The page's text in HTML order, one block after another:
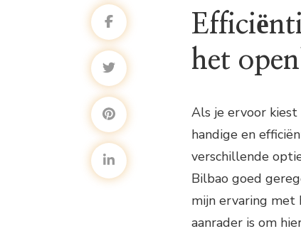
het
Als je ervoor kiest
handige en
verschillende
Bilbao goed
mijn ervaring met
aanrader is om